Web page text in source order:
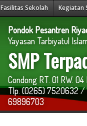
Fasilitas Sekolah Kegiatan
Pondok Pesantren
Yayasan Tarbiyatul
SMP
Condong RT. 01 RW.
Tlp. (0265) 7520632
69896703